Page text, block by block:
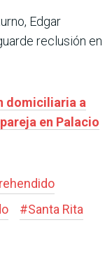
Edgar
reclusión en
domiciliaria a
en Palacio
#Santa Rita